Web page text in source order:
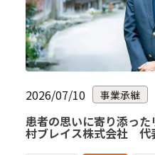
2026/07/10 事業承継
患者の思いに寄り添っ
村ブレイス株式会社